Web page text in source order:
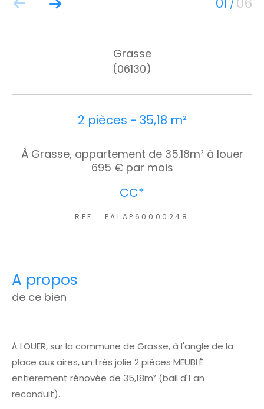
/
Grasse
(06130)
2 pièces - 35,18 m²
À Grasse, appartement de 35.18m² à louer
695 € par mois
CC*
REF : PALAP60000248
a propos
de ce bien
À LOUER, sur la commune de Grasse, à l'angle de la
place aux aires, un trés jolie 2 pièces MEUBLÉ
entierement rénovée de 35,18m² (bail d'1 an
reconduit).